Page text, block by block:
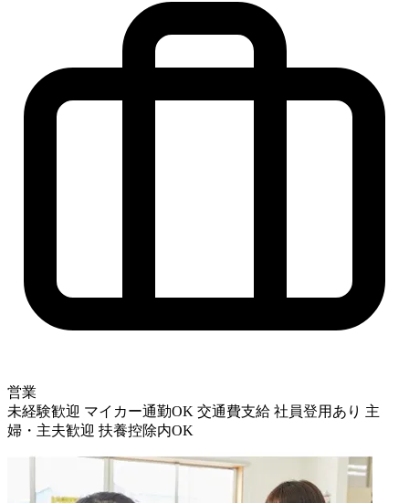
営業
未経験歓迎 マイカー通勤OK 交通費支給 社員登用あり 主
婦・主夫歓迎 扶養控除内OK